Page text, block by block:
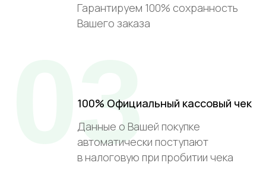
Гарантируем 100% сохранность
Вашего заказа
100% Официальный кассовый чек
Данные о Вашей покупке
автоматически поступают
в налоговую при пробитии чека
03